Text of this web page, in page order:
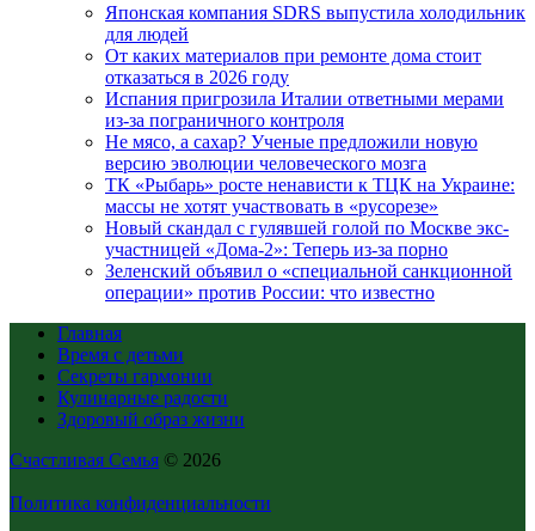
Японская компания SDRS выпустила холодильник
для людей
От каких материалов при ремонте дома стоит
отказаться в 2026 году
Испания пригрозила Италии ответными мерами
из-за пограничного контроля
Не мясо, а сахар? Ученые предложили новую
версию эволюции человеческого мозга
ТК «Рыбарь» росте ненависти к ТЦК на Украине:
массы не хотят участвовать в «русорезе»
Новый скандал с гулявшей голой по Москве экс-
участницей «Дома-2»: Теперь из-за порно
Зеленский объявил о «специальной санкционной
операции» против России: что известно
Главная
Время с детьми
Секреты гармонии
Кулинарные радости
Здоровый образ жизни
Счастливая Семья © 2026
Политика конфиденциальности